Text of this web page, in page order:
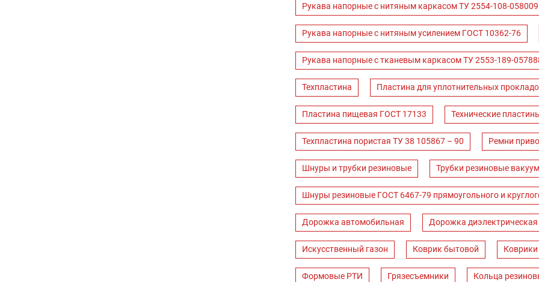
Рукава напорные с нитяным каркасом ТУ 2554-108-
Рукава напорные с нитяным усилением ГОСТ 10362-76
Рукава напорные с тканевым каркасом ТУ 2553-189-
Техпластина Пластина для уплотнительных
Пластина пищевая ГОСТ 17133 Технические
Техпластина пористая ТУ 38 105867 – 90 Ремни
Шнуры и трубки резиновые Трубки резиновые
Шнуры резиновые ГОСТ 6467-79 прямоугольного и
Дорожка автомобильная Дорожка диэлектрическая
Искусственный газон Коврик бытовой Коврики
Формовые РТИ Грязесъемники Кольца